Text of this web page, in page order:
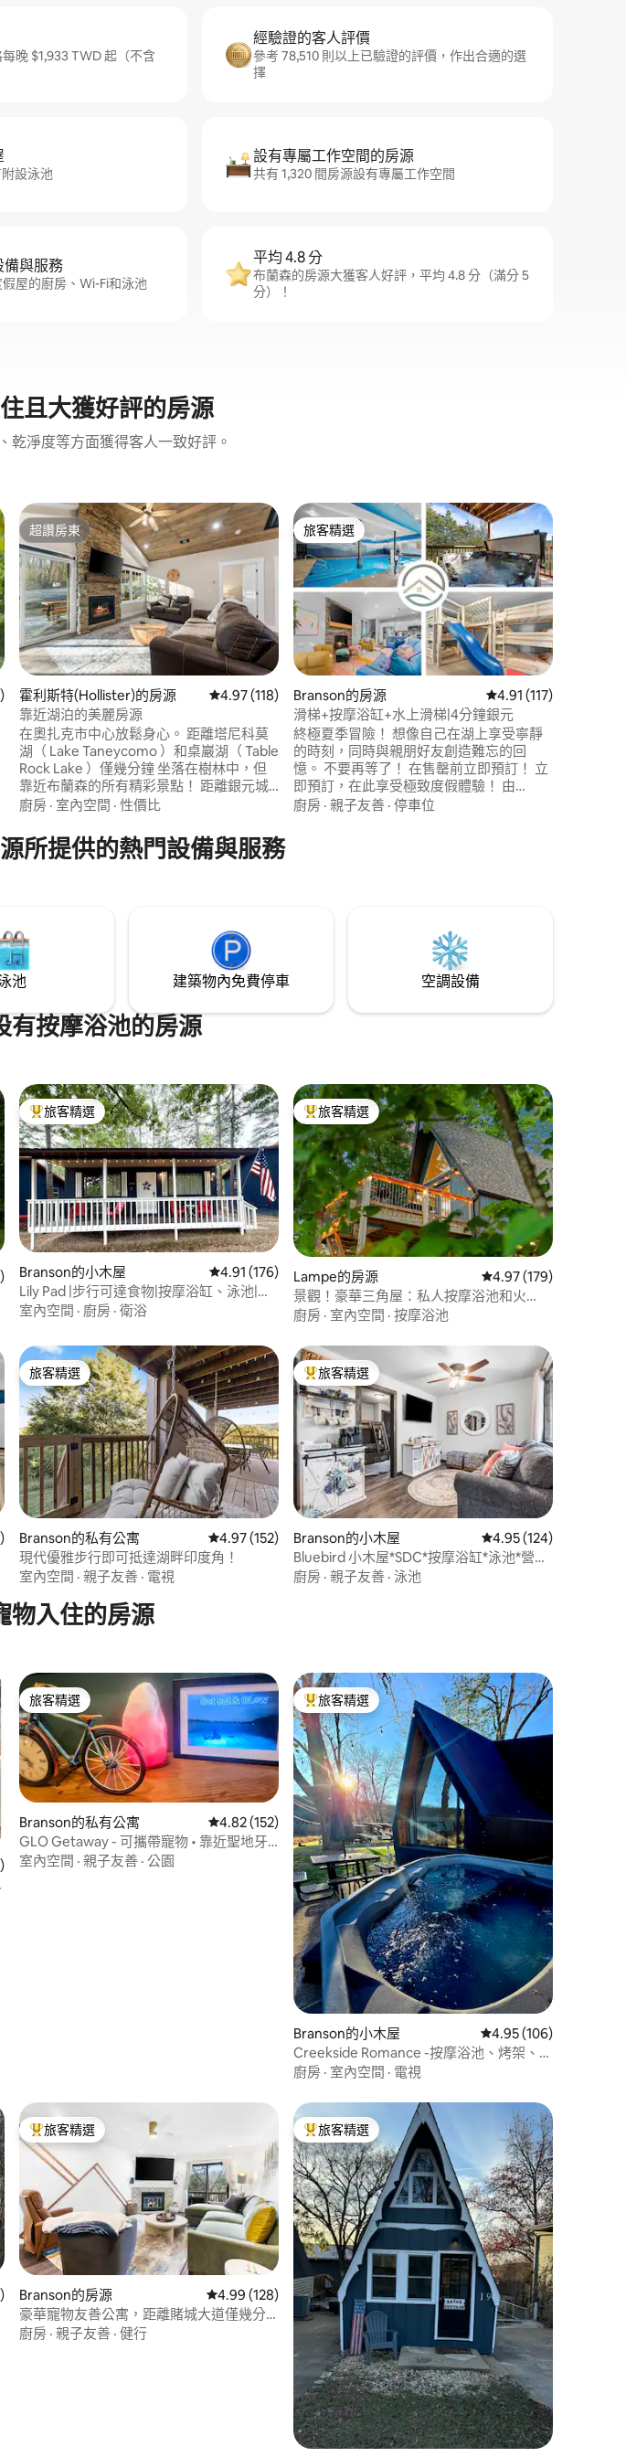
晚 $1,933 TWD 起（不含
經驗證的客人評價
參考 78,510 則以上已驗證的評價，作出合適的選
擇
設泳池
設有專屬工作空間的房源
共有 1,320 間房源設有專屬工作空間
備與服務
屋的廚房、Wi-Fi和泳池
平均 4.8 分
布蘭森的房源大獲客人好評，平均 4.8 分（滿分 5
分）！
且大獲好評的房源
乾淨度等方面獲得客人一致好評。
中獲得 4.88 的平均評分（滿分 5 分）
超讚房東
超讚房東
霍利斯特(Hollister)的房源 從 118 則評價中獲得 4.97 的平均評分（滿分 5 分）
4.97 (118)
靠近湖泊的美麗房源
在奧扎克市中心放鬆身心。 距離塔尼科莫
湖（ Lake Taneycomo ）和桌巖湖（ Table
Rock Lake ）僅幾分鐘 坐落在樹林中，但
靠近布蘭森的所有精彩景點！ 距離銀元城
（ Silver Dollar City ）和布蘭森著陸（
的小屋是您度假的好去處。 兩張舒適的加
大雙人牀和一張標準雙人沙發牀，是親朋
廚房 · 室內空間 · 性價比
旅客精選
旅客精選
Branson的房源 從 117 則評價中獲得
4.91 (117)
滑梯+按摩浴缸+水上滑梯|4分鐘銀元
終極夏季冒險！ 想像自己在湖上享受寧靜
的時刻，同時與親朋好友創造難忘的回
憶。 不要再等了！ 在售罄前立即預訂！ 立
即預訂，在此享受極致度假體驗！ 由
MyBlissfulRetreats 舉辦！ 距離銀元城（
廚房 · 親子友善 · 停車位
所提供的熱門設備與服務
池 建築物內免費停車 空調設備
有按摩浴池的房源
價中獲得 4.9 的平均評分（滿分 5 分）
旅客精選榜首
旅客精選
Branson的小木屋 從 176 則評價中獲得 4.91 的平均評分（滿分 5 分）
4.91 (176)
Lily Pad |步行可達食物|按摩浴缸、泳池|距
離SDC 1英里
室內空間 · 廚房 · 衛浴
旅客精選榜首
旅客精選
Lampe的房源 從 179 則評價中獲得
4.97 (179)
景觀！豪華三角屋：私人按摩浴池和火
坑！
廚房 · 室內空間 · 按摩浴池
中獲得 4.99 的平均評分（滿分 5 分）
旅客精選
旅客精選
Branson的私有公寓 從 152 則評價中獲得 4.97 的平均評分（滿分 5 分）
4.97 (152)
現代優雅步行即可抵達湖畔印度角！
室內空間 · 親子友善 · 電視
旅客精選榜首
旅客精選
Branson的小木屋 從 124 則評價中獲得
4.95 (124)
Bluebird 小木屋*SDC*按摩浴缸*泳池*營火
爐*咖啡*
廚房 · 親子友善 · 泳池
物入住的房源
中獲得 4.94 的平均評分（滿分 5 分）
旅客精選
旅客精選
Branson的私有公寓 從 152 則評價中獲得 4.82 的平均評分（滿分 5 分）
4.82 (152)
GLO Getaway - 可攜帶寵物 • 靠近聖地牙
哥會議中心 (SDC) • 湖畔住宿
室內空間 · 親子友善 · 公園
旅客精選榜首
旅客精選
Branson的小木屋 從 106 則評價中獲得
4.95 (106)
Creekside Romance -按摩浴池、烤架、加
大雙人床！
廚房 · 室內空間 · 電視
中獲得 4.87 的平均評分（滿分 5 分）
旅客精選榜首
旅客精選
Branson的房源 從 128 則評價中獲得 4.99 的平均評分（滿分 5 分）
4.99 (128)
豪華寵物友善公寓，距離賭城大道僅幾分
鐘路程！
廚房 · 親子友善 · 健行
旅客精選榜首
旅客精選